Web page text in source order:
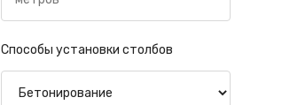
Способы установки столбов